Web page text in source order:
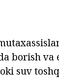
borish va
suv